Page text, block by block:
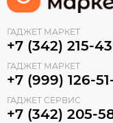
ГАДЖЕТ МАРКЕТ
+7 (342) 215-
ГАДЖЕТ МАРКЕТ
+7 (999) 126-
ГАДЖЕТ СЕРВИС
+7 (342) 205-